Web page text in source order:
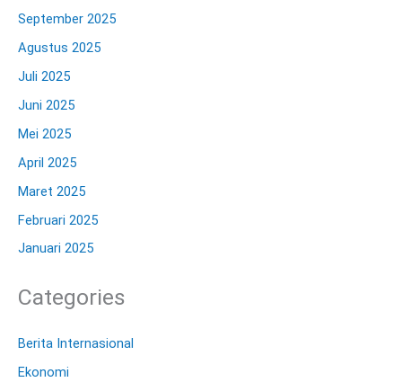
September 2025
Agustus 2025
Juli 2025
Juni 2025
Mei 2025
April 2025
Maret 2025
Februari 2025
Januari 2025
Categories
Berita Internasional
Ekonomi